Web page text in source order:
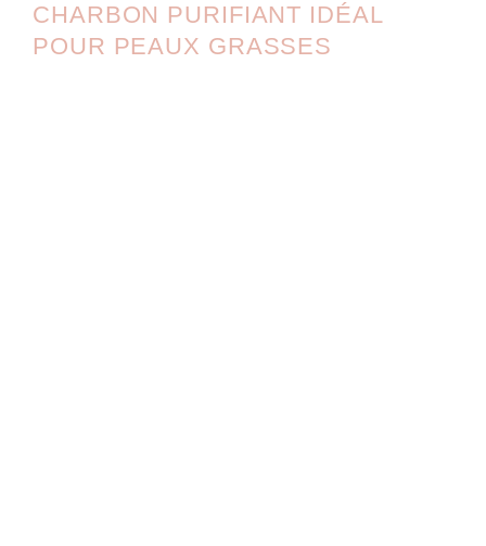
CHARBON PURIFIANT IDÉAL
POUR PEAUX GRASSES